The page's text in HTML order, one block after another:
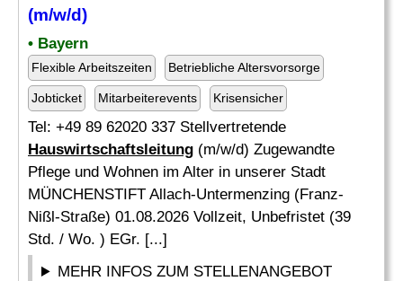
(m/w/d)
• Bayern
Flexible Arbeitszeiten Betriebliche Altersvorsorge
Jobticket Mitarbeiterevents Krisensicher
Tel: +49 89 62020 337 Stellvertretende
Hauswirtschaftsleitung (m/w/d) Zugewandte
Pflege und Wohnen im Alter in unserer Stadt
MÜNCHENSTIFT Allach-Untermenzing (Franz-
Nißl-Straße) 01.08.2026 Vollzeit, Unbefristet (39
Std. / Wo. ) EGr. [...]
MEHR INFOS ZUM STELLENANGEBOT